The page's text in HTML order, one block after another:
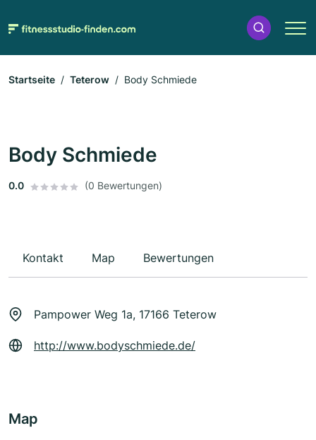
Startseite Teterow Body Schmiede
Body Schmiede
0.0 (0 Bewertungen)
Kontakt Map Bewertungen
Pampower Weg 1a, 17166 Teterow
http://www.bodyschmiede.de/
Map